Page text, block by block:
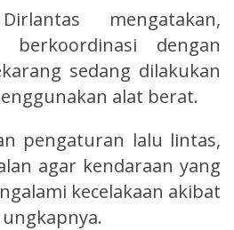
mengatakan,
berkoordinasi dengan
sedang dilakukan
alat berat.
pengaturan lalu lintas,
agar kendaraan yang
kecelakaan akibat